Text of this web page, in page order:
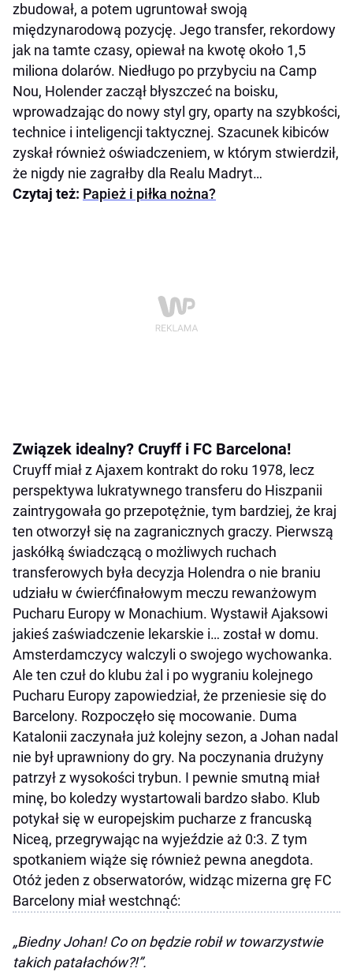
zbudował, a potem ugruntował swoją
międzynarodową pozycję. Jego transfer, rekordowy
jak na tamte czasy, opiewał na kwotę około 1,5
miliona dolarów. Niedługo po przybyciu na Camp
Nou, Holender zaczął błyszczeć na boisku,
wprowadzając do nowy styl gry, oparty na szybkości,
technice i inteligencji taktycznej. Szacunek kibiców
zyskał również oświadczeniem, w którym stwierdził,
że nigdy nie zagrałby dla Realu Madryt…
Czytaj też: Papież i piłka nożna?
Związek idealny? Cruyff i FC Barcelona!
Cruyff miał z Ajaxem kontrakt do roku 1978, lecz
perspektywa lukratywnego transferu do Hiszpanii
zaintrygowała go przepotężnie, tym bardziej, że kraj
ten otworzył się na zagranicznych graczy. Pierwszą
jaskółką świadczącą o możliwych ruchach
transferowych była decyzja Holendra o nie braniu
udziału w ćwierćfinałowym meczu rewanżowym
Pucharu Europy w Monachium. Wystawił Ajaksowi
jakieś zaświadczenie lekarskie i… został w domu.
Amsterdamczycy walczyli o swojego wychowanka.
Ale ten czuł do klubu żal i po wygraniu kolejnego
Pucharu Europy zapowiedział, że przeniesie się do
Barcelony. Rozpoczęło się mocowanie. Duma
Katalonii zaczynała już kolejny sezon, a Johan nadal
nie był uprawniony do gry. Na poczynania drużyny
patrzył z wysokości trybun. I pewnie smutną miał
minę, bo koledzy wystartowali bardzo słabo. Klub
potykał się w europejskim pucharze z francuską
Niceą, przegrywając na wyjeździe aż 0:3. Z tym
spotkaniem wiąże się również pewna anegdota.
Otóż jeden z obserwatorów, widząc mizerna grę FC
Barcelony miał westchnąć:
„Biedny Johan! Co on będzie robił w towarzystwie
takich patałachów?!”.